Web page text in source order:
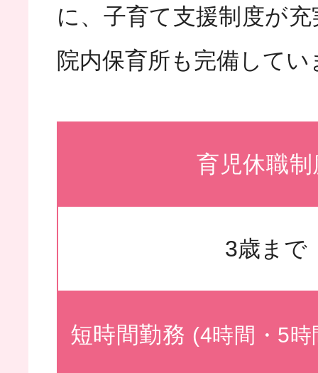
に、子育て支援制度が
院内保育所も完備してい
育児休職制
3歳まで
短時間勤務 (4時間・5